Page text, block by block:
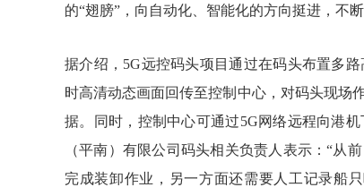
的“翅膀”，向自动化、智能化的方向挺进，不
据介绍，5G远控码头项目通过在码头布置多
时高清动态画面回传至控制中心，对码头现场
据。同时，控制中心可通过5G网络远程向港
（平南）有限公司码头相关负责人表示：“从
完成装卸作业，另一方面还需要人工记录船